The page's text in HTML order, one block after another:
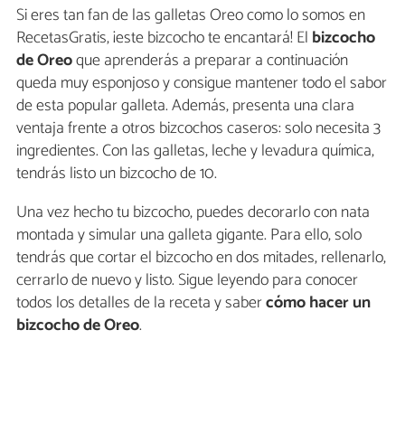
Si eres tan fan de las galletas Oreo como lo somos en
RecetasGratis, ¡este bizcocho te encantará! El bizcocho
de Oreoque aprenderás a preparar a continuación
queda muy esponjoso y consigue mantener todo el sabor
de esta popular galleta. Además, presenta una clara
ventaja frente a otros bizcochos caseros: solo necesita 3
ingredientes. Con las galletas, leche y levadura química,
tendrás listo un bizcocho de 10.
Una vez hecho tu bizcocho, puedes decorarlo con nata
montada y simular una galleta gigante. Para ello, solo
tendrás que cortar el bizcocho en dos mitades, rellenarlo,
cerrarlo de nuevo y listo. Sigue leyendo para conocer
todos los detalles de la receta y sabercómo hacer un
bizcocho de Oreo.